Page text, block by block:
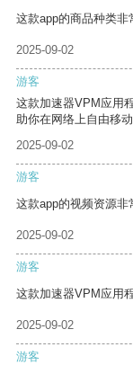
这款app的商品种类非
2025-09-02
游客
这款加速器VPM应用
助你在网络上自由移动
2025-09-02
游客
这款app的视频资源非
2025-09-02
游客
这款加速器VPM应用
2025-09-02
游客